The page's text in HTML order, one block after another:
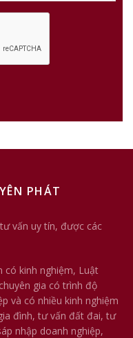
PHÁT
vấn uy tín, được các
có kinh nghiệm, Luật
gia có trình độ
và có nhiều kinh nghiệm
đình, tư vấn đất đai, tư
nhập doanh nghiệp,